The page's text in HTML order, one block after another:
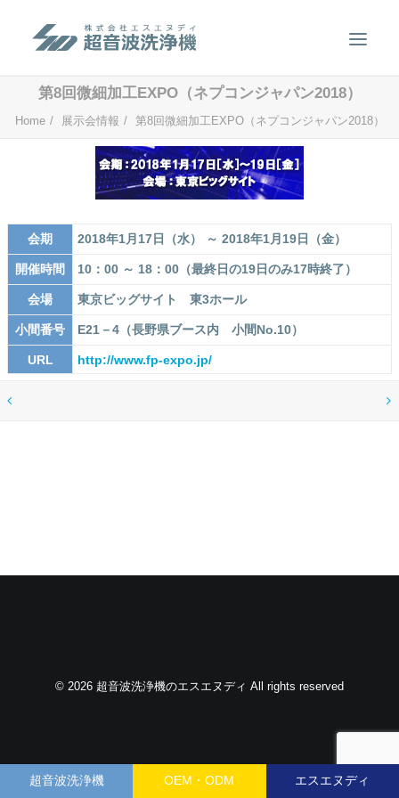
超音波洗浄機 OEM・ODM エスエヌディ
製品案内
超音波洗浄のしくみ
用途
販売事例
洗浄液について
お問い合わせ
SEARCH
第8回微細加工EXPO（ネプコンジャパン2018）
Home 展示会情報 第8回微細加工EXPO（ネプコンジャパン2018）
会期 2018年1月17日（水） ～ 2018年1月19日（金）
開催時間 10：00 ～ 18：00（最終日の19日のみ17時終了）
会場 東京ビッグサイト 東3ホール
小間番号 E21－4（長野県ブース内 小間No.10）
URL http://www.fp-expo.jp/
© 2026 超音波洗浄機のエスエヌディ All rights reserved